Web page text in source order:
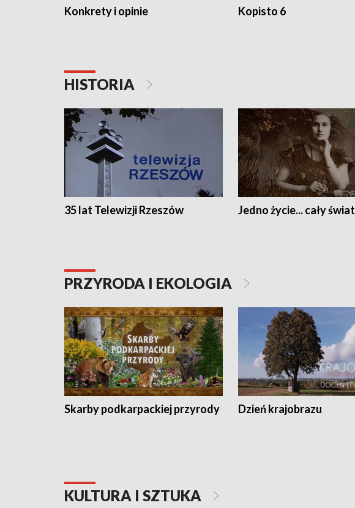
Konkrety i opinie Kopisto 6
HISTORIA
35 lat Telewizji Rzeszów Jedno życie... cały świat
PRZYRODA I EKOLOGIA
Skarby podkarpackiej przyrody Dzień krajobrazu
KULTURA I SZTUKA